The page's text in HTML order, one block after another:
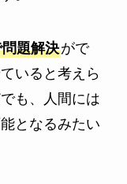
題解決がで
いると考えら
も、人間には
となるみたい